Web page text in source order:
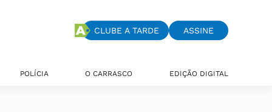
CLUBE A TARDE ASSINE
POLÍCIA O CARRASCO EDIÇÃO DIGITAL